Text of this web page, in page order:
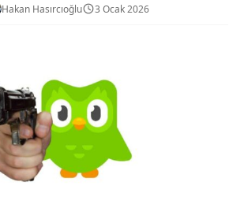
Hakan Hasırcıoğlu 3 Ocak 2026